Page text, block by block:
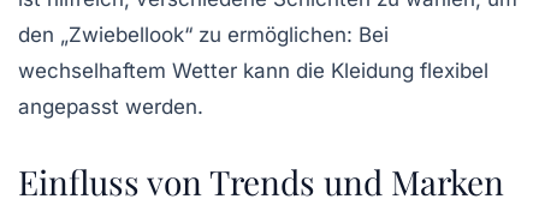
den „Zwiebellook“ zu ermöglichen: Bei
wechselhaftem Wetter kann die Kleidung flexibel
angepasst werden.
Einfluss von Trends und Marken